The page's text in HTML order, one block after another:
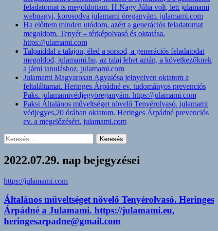
feladatomat is megoldottam. H.Nagy Júlia volt, lett julamami
webnagyi, korosodva julamami öreganyám. julamami.com
Ha előttem minden utódom, azért a generációs feladatomat
megoldom. Tenyér – térképolvasó és oktatása.
https://julamami.com
Talpaiddal a talajon, éled a sorsod, a generációs feladatodat
megoldod, julamami.hu, az talaj lehet aztán, a következőknek
a járni tanuláshoz. julamami.com
Julamami Magyarosan Agyalósa jelnyelven oktatom a
feltaláltamat. Heringes Árpádné ev. tudományos prevenciós
Paks. julamamivédjegyöreganyám. https://julamami.com
Paksi Általános műveltséget növelő Tenyérolvasó. julamami
védjegyes,20 órában oktatom. Heringes Árpádné prevenciós
ev. a megelőzésért. julamami.com
Keresés:
2022.07.29. nap bejegyzései
https://julamami.com
Általános műveltséget növelő Tenyérolvasó. Heringes
Árpádné a Julamami. https://julamami.eu,
heringesarpadne@gmail.com